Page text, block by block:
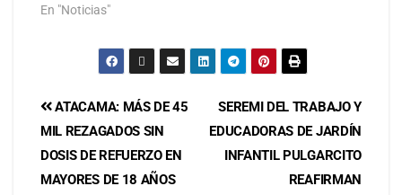
En "Noticias"
SEREMI DEL TRABAJO Y
EDUCADORAS DE JARDÍN
INFANTIL PULGARCITO
REAFIRMAN
ATACAMA: MÁS DE 45
MIL REZAGADOS SIN
DOSIS DE REFUERZO EN
MAYORES DE 18 AÑOS